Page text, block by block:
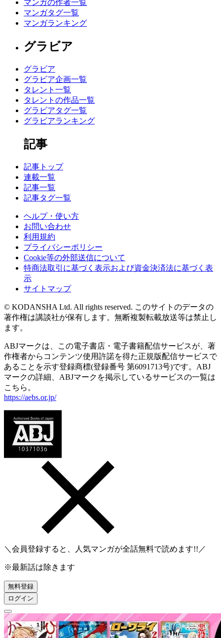
マンガの作者一覧
マンガタグ一覧
マンガランキング
グラビア
グラビア
グラビア企画一覧
タレント一覧
タレントの作品一覧
グラビアタグ一覧
グラビアランキング
記事
記事トップ
連載一覧
記事一覧
記事タグ一覧
ヘルプ・使い方
お問い合わせ
利用規約
プライバシーポリシー
Cookie等の外部送信について
特商法取引に基づく表示および資金決済法に基づく表
示
サイトマップ
© KODANSHA Ltd. All rights reserved. このサイトのデータの
著作権は講談社が保有します。無断複製転載放送等は禁止し
ます。
ABJマークは、この電子書店・電子書籍配信サービスが、著
作権者からコンテンツ使用許諾を得た正規版配信サービスで
あることを示す登録商標(登録番号 第6091713号)です。ABJ
マークの詳細、ABJマークを掲示しているサービスの一覧は
こちら。
https://aebs.or.jp/
＼会員登録すると、人気マンガが全話無料で読めます!!／
※最新話は除きます
無料登録
ログイン